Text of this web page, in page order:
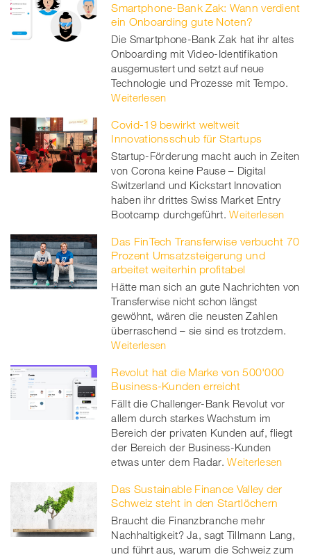
Smartphone-Bank Zak: Wann verdient
ein Onboarding gute Noten?
Die Smartphone-Bank Zak hat ihr altes
Onboarding mit Video-Identifikation
ausgemustert und setzt auf neue
Technologie und Prozesse mit Tempo.
Weiterlesen
Covid-19 bewirkt weltweit
Innovationsschub für Startups
Startup-Förderung macht auch in Zeiten
von Corona keine Pause – Digital
Switzerland und Kickstart Innovation
haben ihr drittes Swiss Market Entry
Bootcamp durchgeführt. Weiterlesen
Das FinTech Transferwise verbucht 70
Prozent Umsatzsteigerung und
arbeitet weiterhin profitabel
Hätte man sich an gute Nachrichten von
Transferwise nicht schon längst
gewöhnt, wären die neusten Zahlen
überraschend – sie sind es trotzdem.
Weiterlesen
Revolut hat die Marke von 500'000
Business-Kunden erreicht
Fällt die Challenger-Bank Revolut vor
allem durch starkes Wachstum im
Bereich der privaten Kunden auf, fliegt
der Bereich der Business-Kunden
etwas unter dem Radar. Weiterlesen
Das Sustainable Finance Valley der
Schweiz steht in den Startlöchern
Braucht die Finanzbranche mehr
Nachhaltigkeit? Ja, sagt Tillmann Lang,
und führt aus, warum die Schweiz zum